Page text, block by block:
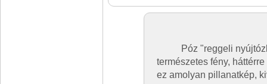
Póz "reggeli
természetes fény,
ez amolyan pillanatkép,